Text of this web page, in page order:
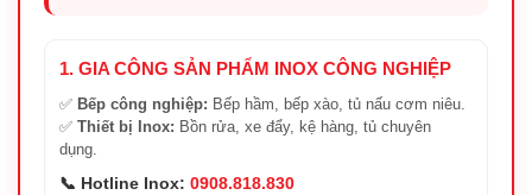
1. GIA CÔNG SẢN PHẨM INOX CÔNG NGHIỆP
✅ Bếp công nghiệp: Bếp hầm, bếp xào, tủ nấu cơm niêu.
✅ Thiết bị Inox: Bồn rửa, xe đẩy, kệ hàng, tủ chuyên
dụng.
📞 Hotline Inox: 0908.818.830